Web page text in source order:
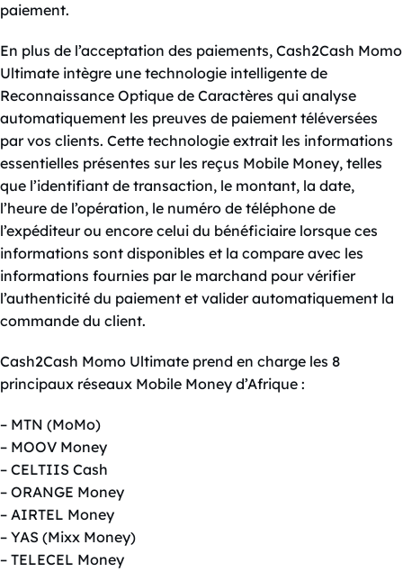
paiement.
En plus de l’acceptation des paiements, Cash2Cash Momo
Ultimate intègre une technologie intelligente de
Reconnaissance Optique de Caractères qui analyse
automatiquement les preuves de paiement téléversées
par vos clients. Cette technologie extrait les informations
essentielles présentes sur les reçus Mobile Money, telles
que l’identifiant de transaction, le montant, la date,
l’heure de l’opération, le numéro de téléphone de
l’expéditeur ou encore celui du bénéficiaire lorsque ces
informations sont disponibles et la compare avec les
informations fournies par le marchand pour vérifier
l’authenticité du paiement et valider automatiquement la
commande du client.
Cash2Cash Momo Ultimate prend en charge les 8
principaux réseaux Mobile Money d’Afrique :
– MTN (MoMo)
– MOOV Money
– CELTIIS Cash
– ORANGE Money
– AIRTEL Money
– YAS (Mixx Money)
– TELECEL Money